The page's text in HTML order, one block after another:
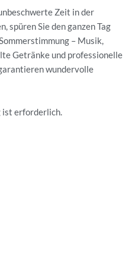
Zeit in der
spüren Sie den ganzen Tag
– Musik,
Getränke und professionelle
wundervolle
ist erforderlich.